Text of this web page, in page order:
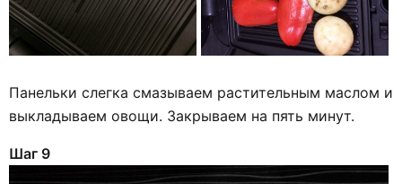
Панельки слегка смазываем растительным маслом и
выкладываем овощи. Закрываем на пять минут.
Шаг 9